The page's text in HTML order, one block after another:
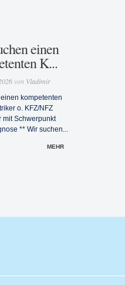
einen
K...
von Vladimir
kompetenten
o. KFZ/NFZ
mit Schwerpunkt
** Wir suchen...
MEHR